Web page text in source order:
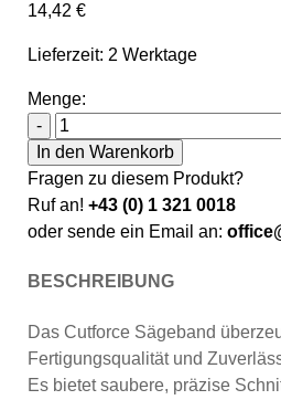
14,42 €
Lieferzeit: 2 Werktage
Menge:
-
Sawline M42 Bimetall
In den Warenkorb
Fragen zu diesem Produkt?
Ruf an! +43 (0) 1 321 0018
oder sende ein Email an:
BESCHREIBUNG
Das Cutforce Sägeband
Fertigungsqualität und
Es bietet saubere, präzise